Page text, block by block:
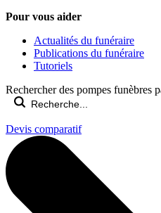
Pour vous aider
Actualités du funéraire
Publications du funéraire
Tutoriels
Rechercher des pompes funèbres
Devis comparatif